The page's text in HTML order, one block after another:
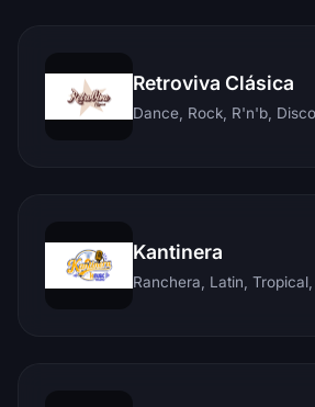
Retroviva Clásica
Kantinera
Ranchera, Latin,